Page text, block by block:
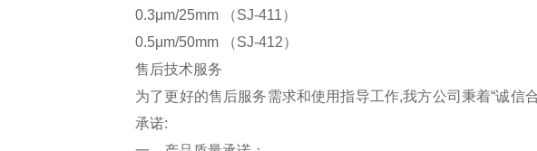
0.3μm/25mm （SJ-411）
0.5μm/50mm （SJ-412）
售后技术服务
为了更好的售后服务需求和使用指导工作,我方公司秉着“诚
承诺: